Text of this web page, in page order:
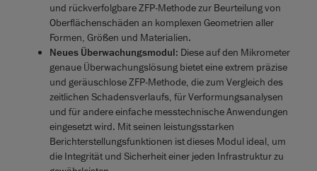
und rückverfolgbare ZFP-Methode zur Beurteilung von
Oberflächenschäden an komplexen Geometrien aller
Formen, Größen und Materialien.
Neues Überwachungsmodul: Diese auf den Mikrometer
genaue Überwachungslösung bietet eine extrem präzise
und geräuschlose ZFP-Methode, die zum Vergleich des
zeitlichen Schadensverlaufs, für Verformungsanalysen
und für andere einfache messtechnische Anwendungen
eingesetzt wird. Mit seinen leistungsstarken
Berichterstellungsfunktionen ist dieses Modul ideal, um
die Integrität und Sicherheit einer jeden Infrastruktur zu